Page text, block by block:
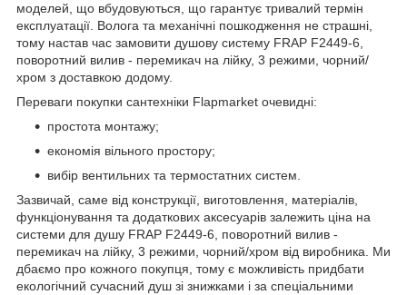
моделей, що вбудовуються, що гарантує тривалий термін
експлуатації. Волога та механічні пошкодження не страшні,
тому настав час замовити душову систему FRAP F2449-6,
поворотний вилив - перемикач на лійку, 3 режими, чорний/
хром з доставкою додому.
Переваги покупки сантехніки Flapmarket очевидні:
простота монтажу;
економія вільного простору;
вибір вентильних та термостатних систем.
Зазвичай, саме від конструкції, виготовлення, матеріалів,
функціонування та додаткових аксесуарів залежить ціна на
системи для душу FRAP F2449-6, поворотний вилив -
перемикач на лійку, 3 режими, чорний/хром від виробника. Ми
дбаємо про кожного покупця, тому є можливість придбати
екологічний сучасний душ зі знижками і за спеціальними